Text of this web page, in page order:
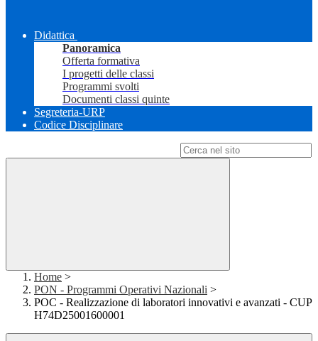
Didattica
Panoramica
Offerta formativa
I progetti delle classi
Programmi svolti
Documenti classi quinte
Segreteria-URP
Codice Disciplinare
Home >
PON - Programmi Operativi Nazionali >
POC - Realizzazione di laboratori innovativi e avanzati - CUP
H74D25001600001